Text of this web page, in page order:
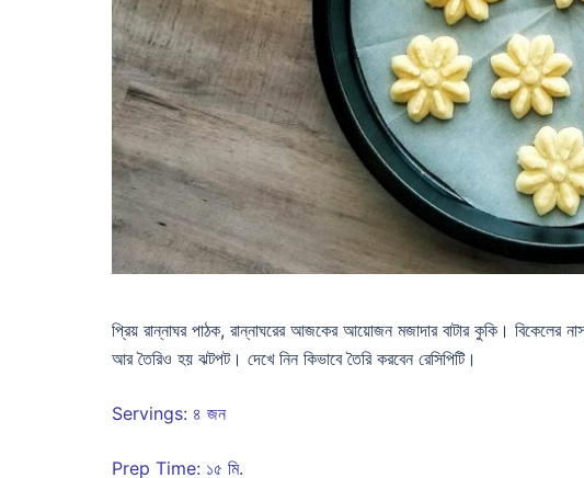
প্রিয় রান্নাঘর পাঠক, রান্নাঘরের আজকের আয়োজন মজাদার বাটার কুকি। বিকেলের
আর তৈরিও হয় ঝটপট। দেখে নিন কিভাবে তৈরি করবেন রেসিপিটি।
Servings: ৪ জন
Prep Time: ১৫ মি.